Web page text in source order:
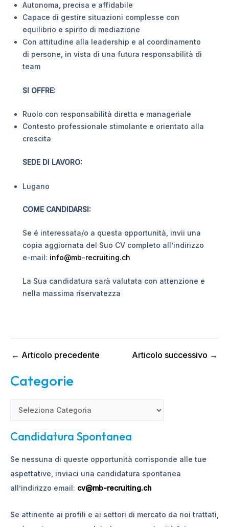
Autonoma, precisa e affidabile
Capace di gestire situazioni complesse con
equilibrio e spirito di mediazione
Con attitudine alla leadership e al coordinamento
di persone, in vista di una futura responsabilità di
team
SI OFFRE:
Ruolo con responsabilità diretta e manageriale
Contesto professionale stimolante e orientato alla
crescita
SEDE DI LAVORO:
Lugano
COME CANDIDARSI:
Se é interessata/o a questa opportunità, invii una
copia aggiornata del Suo CV completo all’indirizzo
e-mail: info@mb-recruiting.ch
La Sua candidatura sarà valutata con attenzione e
nella massima riservatezza
← Articolo precedente Articolo successivo →
Categorie
a
t
g
o
r
Candidatura Spontanea
Se nessuna di queste opportunità corrisponde alle tue
aspettative, inviaci una candidatura spontanea
all’indirizzo email: cv@mb-recruiting.ch
Se attinente ai profili e ai settori di mercato da noi trattati,